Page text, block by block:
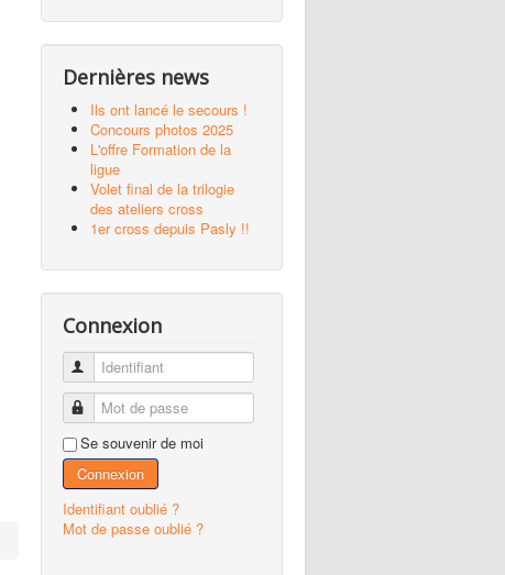
Dernières news
Ils ont lancé le secours !
Concours photos 2025
L'offre Formation de la
ligue
Volet final de la trilogie
des ateliers cross
1er cross depuis Pasly !!
Connexion
Identifiant
Mot de passe
Se souvenir de moi
Connexion
Identifiant oublié ?
Mot de passe oublié ?